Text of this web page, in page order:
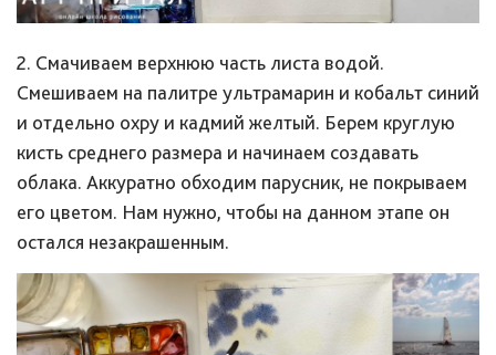
2. Смачиваем верхнюю часть листа водой.
Смешиваем на палитре ультрамарин и кобальт синий
и отдельно охру и кадмий желтый. Берем круглую
кисть среднего размера и начинаем создавать
облака. Аккуратно обходим парусник, не покрываем
его цветом. Нам нужно, чтобы на данном этапе он
остался незакрашенным.